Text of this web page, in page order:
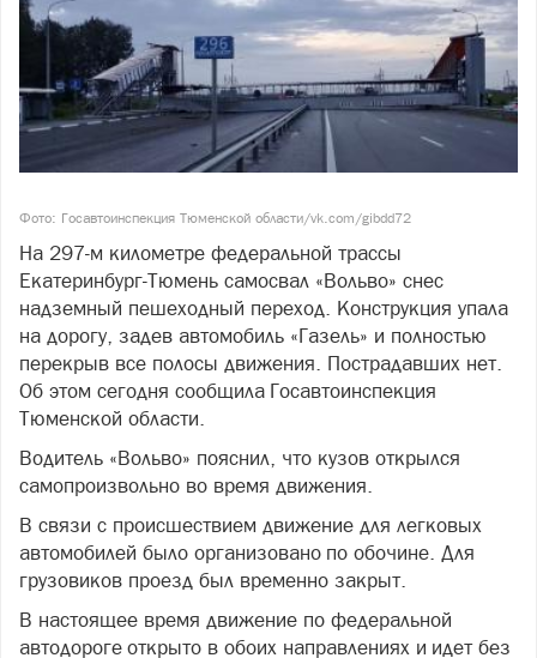
Фото: Госавтоинспекция Тюменской области/vk.com/gibdd72
На 297-м километре федеральной трассы
Екатеринбург-Тюмень самосвал «Вольво» снес
надземный пешеходный переход. Конструкция упала
на дорогу, задев автомобиль «Газель» и полностью
перекрыв все полосы движения. Пострадавших нет.
Об этом сегодня сообщила Госавтоинспекция
Тюменской области.
Водитель «Вольво» пояснил, что кузов открылся
самопроизвольно во время движения.
В связи с происшествием движение для легковых
автомобилей было организовано по обочине. Для
грузовиков проезд был временно закрыт.
В настоящее время движение по федеральной
автодороге открыто в обоих направлениях и идет без